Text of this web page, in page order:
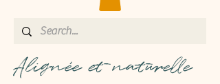
Alignée et naturelle